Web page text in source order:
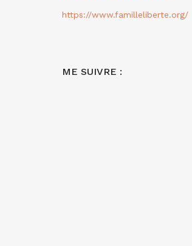
https://www.familleliberte.org/
ME SUIVRE :